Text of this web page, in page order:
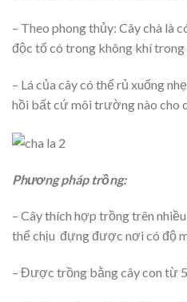
– Theo phong thủy: Cây chà là
độc tố có trong không khí trong
– Lá của cây có thể rủ xuống
hồi bất cứ môi trường nào cho
Phương pháp trồng:
– Cây thích hợp trồng trên
thể chịu đựng được nơi có độ
– Được trồng bằng cây con từ